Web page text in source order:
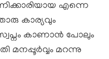
എന്നെ
കാര്യവും
കാണാൻ പോലും
മനപ്പൂർവ്വം മറന്നു